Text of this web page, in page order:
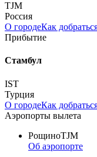
TJM
Россия
О городеКак
Прибытие
Стамбул
IST
Турция
О городеКак
Аэропорты вылета
РощиноTJM
Об аэропорте